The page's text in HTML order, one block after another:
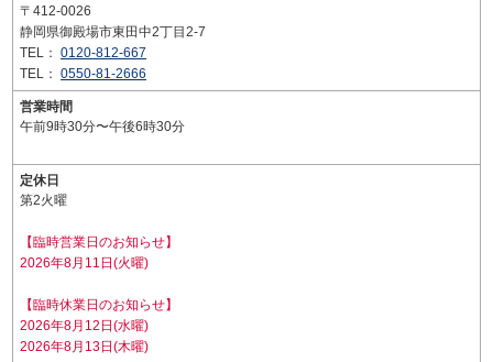
〒412-0026
静岡県御殿場市東田中2丁目2-7
TEL： 0120-812-667
TEL： 0550-81-2666
営業時間
午前9時30分〜午後6時30分
定休日
第2火曜
【臨時営業日のお知らせ】
2026年8月11日(火曜)
【臨時休業日のお知らせ】
2026年8月12日(水曜)
2026年8月13日(木曜)